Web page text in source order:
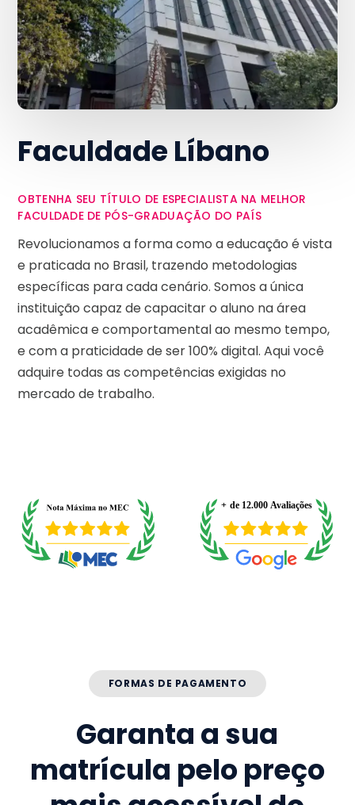
Faculdade Líbano
OBTENHA SEU TÍTULO DE ESPECIALISTA NA MELHOR
FACULDADE DE PÓS-GRADUAÇÃO DO PAÍS
Revolucionamos a forma como a educação é vista
e praticada no Brasil, trazendo metodologias
específicas para cada cenário. Somos a única
instituição capaz de capacitar o aluno na área
acadêmica e comportamental ao mesmo tempo,
e com a praticidade de ser 100% digital. Aqui você
adquire todas as competências exigidas no
mercado de trabalho.
FORMAS DE PAGAMENTO
Garanta a sua
matrícula pelo preço